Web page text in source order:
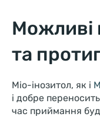
Можливі
та
Міо-інозитол, як і
і добре
час приймання